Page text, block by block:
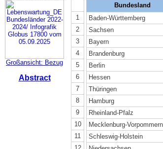
Großansicht: Bezug
Abstract
1
2
3
4
5
6
7
8
9
10
11
Bundesland
Baden-Württemberg
Sachsen
Bayern
Brandenburg
Berlin
Hessen
Thüringen
Hamburg
Rheinland-Pfalz
Mecklenburg-Vorpommern
Schleswig-Holstein